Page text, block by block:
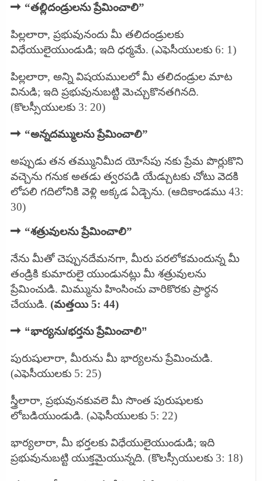
➡ “తల్లిదండ్రులను ప్రేమించాలి”
పిల్లలారా, ప్రభువునందు మీ తలిదండ్రులకు
విధేయులైయుండుడి; ఇది ధర్మమే. (ఎఫెసీయులకు 6: 1)
పిల్లలారా, అన్ని విషయములలో మీ తలిదండ్రుల మాట
వినుడి; ఇది ప్రభువునుబట్టి మెచ్చుకొనతగినది.
(కొలస్సీయులకు 3: 20)
➡ “అన్నదమ్ములను ప్రేమించాలి”
అప్పుడు తన తమ్మునిమీద యోసేపు నకు ప్రేమ పొర్లుకొని
వచ్చెను గనుక అతడు త్వరపడి యేడ్చుటకు చోటు వెదకి
లోపలి గదిలోనికి వెళ్లి అక్కడ ఏడ్చెను. (ఆదికాండము 43:
30)
➡ “శత్రువులను ప్రేమించాలి”
నేను మీతో చెప్పునదేమనగా, మీరు పరలోకమందున్న మీ
తండ్రికి కుమారులై యుండునట్లు మీ శత్రువులను
ప్రేమించుడి. మిమ్మును హింసించు వారికొరకు ప్రార్థన
చేయుడి. (మత్తయి 5: 44)
➡ “భార్యను/భర్తను ప్రేమించాలి”
పురుషులారా, మీరును మీ భార్యలను ప్రేమించుడి.
(ఎఫెసీయులకు 5: 25)
స్త్రీలారా, ప్రభువునకువలె మీ సొంత పురుషులకు
లోబడియుండుడి. (ఎఫెసీయులకు 5: 22)
భార్యలారా, మీ భర్తలకు విధేయులైయుండుడి; ఇది
ప్రభువునుబట్టి యుక్తమైయున్నది. (కొలస్సీయులకు 3: 18)